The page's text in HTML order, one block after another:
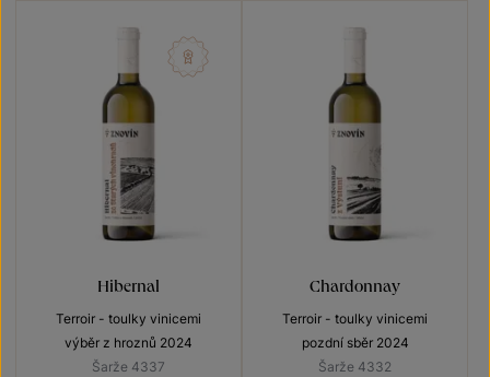
Hibernal
Terroir - toulky vinicemi
výběr z hroznů 2024
Šarže 4337
Chardonnay
Terroir - toulky vinicemi
pozdní sběr 2024
Šarže 4332